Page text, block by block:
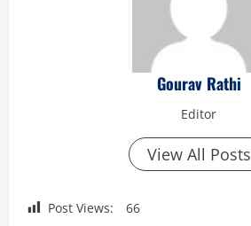
Gourav Rathi
Editor
View All Posts
Post Views: 66